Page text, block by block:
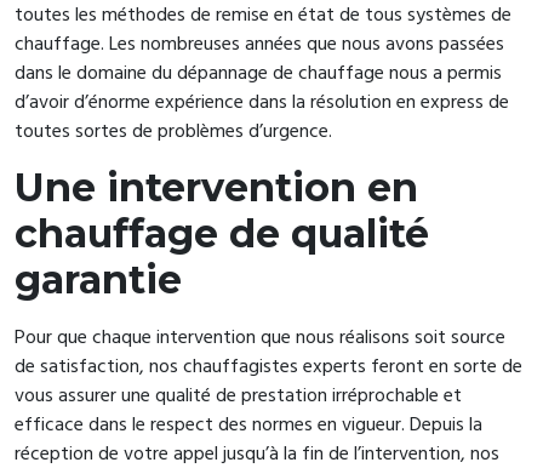
toutes les méthodes de remise en état de tous systèmes de
chauffage. Les nombreuses années que nous avons passées
dans le domaine du dépannage de chauffage nous a permis
d’avoir d’énorme expérience dans la résolution en express de
toutes sortes de problèmes d’urgence.
Une intervention en
chauffage de qualité
garantie
Pour que chaque intervention que nous réalisons soit source
de satisfaction, nos chauffagistes experts feront en sorte de
vous assurer une qualité de prestation irréprochable et
efficace dans le respect des normes en vigueur. Depuis la
réception de votre appel jusqu’à la fin de l’intervention, nos